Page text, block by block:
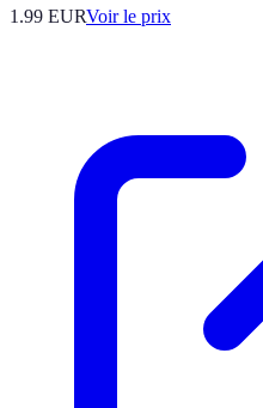
1.99 EURVoir le prix